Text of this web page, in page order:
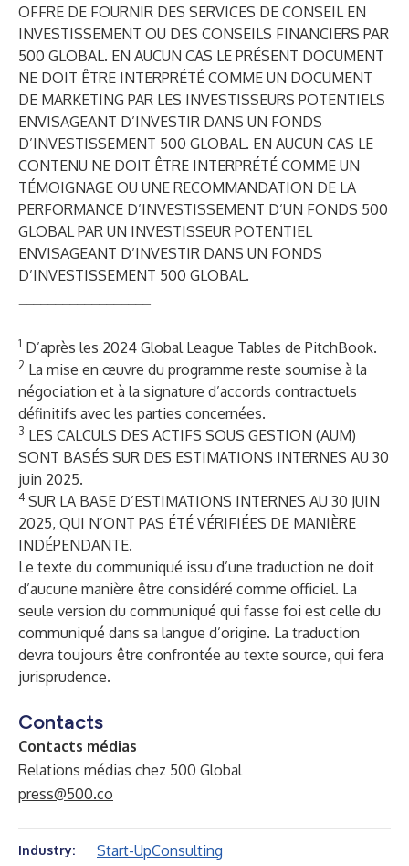
OFFRE DE FOURNIR DES SERVICES DE CONSEIL EN
INVESTISSEMENT OU DES CONSEILS FINANCIERS PAR
500 GLOBAL. EN AUCUN CAS LE PRÉSENT DOCUMENT
NE DOIT ÊTRE INTERPRÉTÉ COMME UN DOCUMENT
DE MARKETING PAR LES INVESTISSEURS POTENTIELS
ENVISAGEANT D’INVESTIR DANS UN FONDS
D’INVESTISSEMENT 500 GLOBAL. EN AUCUN CAS LE
CONTENU NE DOIT ÊTRE INTERPRÉTÉ COMME UN
TÉMOIGNAGE OU UNE RECOMMANDATION DE LA
PERFORMANCE D’INVESTISSEMENT D’UN FONDS 500
GLOBAL PAR UN INVESTISSEUR POTENTIEL
ENVISAGEANT D’INVESTIR DANS UN FONDS
D’INVESTISSEMENT 500 GLOBAL.
1 D’après les 2024 Global League Tables de PitchBook.
2 La mise en œuvre du programme reste soumise à la
négociation et à la signature d’accords contractuels
définitifs avec les parties concernées.
3 LES CALCULS DES ACTIFS SOUS GESTION (AUM)
SONT BASÉS SUR DES ESTIMATIONS INTERNES AU 30
juin 2025.
4 SUR LA BASE D’ESTIMATIONS INTERNES AU 30 JUIN
2025, QUI N’ONT PAS ÉTÉ VÉRIFIÉES DE MANIÈRE
INDÉPENDANTE.
Le texte du communiqué issu d’une traduction ne doit
d’aucune manière être considéré comme officiel. La
seule version du communiqué qui fasse foi est celle du
communiqué dans sa langue d’origine. La traduction
devra toujours être confrontée au texte source, qui fera
jurisprudence.
Contacts
Contacts médias
Relations médias chez 500 Global
press@500.co
Industry: Start-UpConsulting